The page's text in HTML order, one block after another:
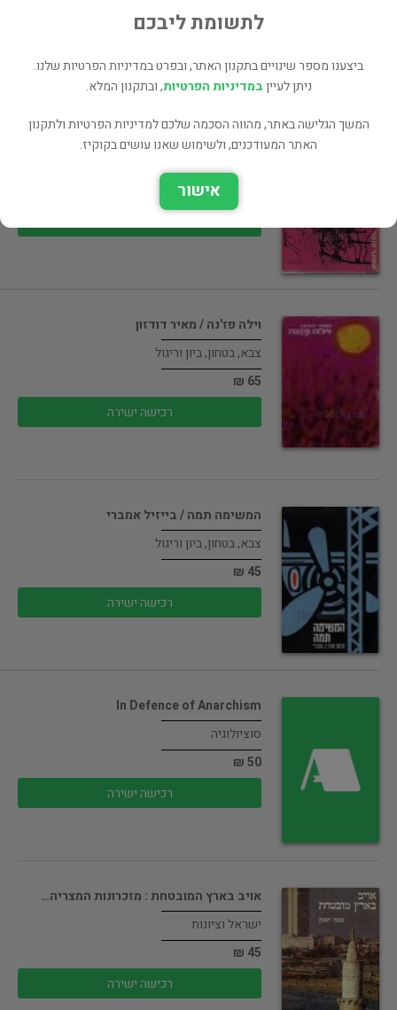
רכישה ישירה
גשר ללא מעקה / אסתר סופר
וילה פז'נה / מאיר דודזון
צבא, בטחון, ביון וריגול
65 ₪
רכישה ישירה
המשימה תמה / בייזיל אמברי
צבא, בטחון, ביון וריגול
45 ₪
רכישה ישירה
In Defence of Anarchism
סוציולוגיה
50 ₪
רכישה ישירה
אויב בארץ המובטחת : מזכרונות המצריה…
ישראל וציונות
45 ₪
רכישה ישירה
לתשומת ליבכם
ביצענו מספר שינויים בתקנון האתר, ובפרט במדיניות הפרטיות שלנו.
ניתן לעייןבמדיניות הפרטיות, ובתקנון המלא.
המשך הגלישה באתר, מהווה הסכמה שלכם למדיניות הפרטיות ולתקנון
האתר המעודכנים, ולשימוש שאנו עושים בקוקיז.
אישור